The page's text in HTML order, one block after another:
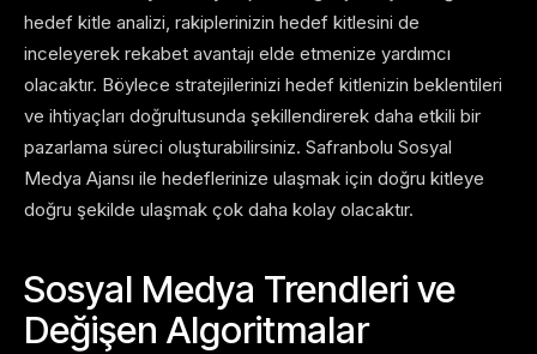
hedef kitle analizi, rakiplerinizin hedef kitlesini de
inceleyerek rekabet avantajı elde etmenize yardımcı
olacaktır. Böylece stratejilerinizi hedef kitlenizin beklentileri
ve ihtiyaçları doğrultusunda şekillendirerek daha etkili bir
pazarlama süreci oluşturabilirsiniz. Safranbolu Sosyal
Medya Ajansı ile hedeflerinize ulaşmak için doğru kitleye
doğru şekilde ulaşmak çok daha kolay olacaktır.
Sosyal Medya Trendleri ve
Değişen Algoritmalar